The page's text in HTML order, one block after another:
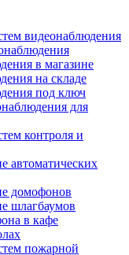
видеонаблюдения
в магазине
на складе
под ключ
для
контроля и
автоматических
домофонов
шлагбаумов
в кафе
пожарной